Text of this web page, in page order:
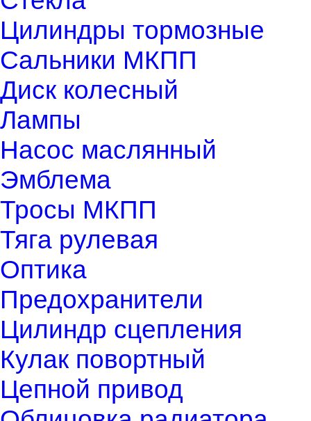
Цилиндры тормозные
Сальники МКПП
Диск колесный
Лампы
Насос маслянный
Эмблема
Тросы МКПП
Тяга рулевая
Оптика
Предохранители
Цилиндр сцепления
Кулак повортный
Цепной привод